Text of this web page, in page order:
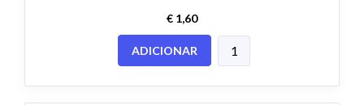
€ 1,60
ADICIONAR